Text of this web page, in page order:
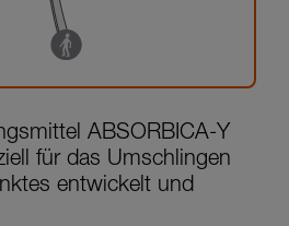
ABSORBICA-Y
für das Umschlingen
entwickelt und